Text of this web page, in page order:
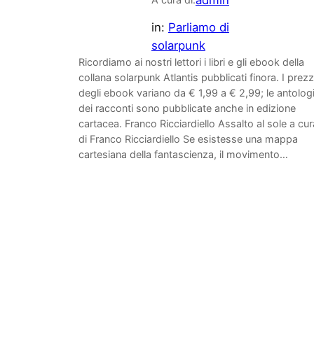
in: Parliamo di
solarpunk
Ricordiamo ai nostri lettori i libri e gli ebook della
collana solarpunk Atlantis pubblicati finora. I
degli ebook variano da € 1,99 a € 2,99; le
dei racconti sono pubblicate anche in edizione
cartacea. Franco Ricciardiello Assalto al sole a
di Franco Ricciardiello Se esistesse una mappa
cartesiana della fantascienza, il movimento…